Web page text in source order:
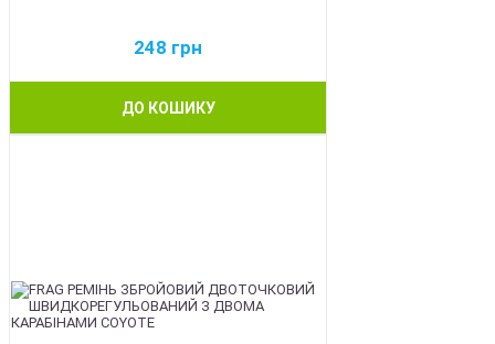
248 грн
ДО КОШИКУ